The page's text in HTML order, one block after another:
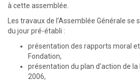
à cette assemblée.
Les travaux de l’Assemblée Générale se
du jour pré-établi :
présentation des rapports moral
Fondation,
présentation du plan d’action de la
2006,